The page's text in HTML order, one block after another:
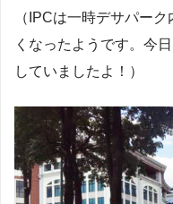
（IPCは一時デサパー
くなったようです。今
していましたよ！）